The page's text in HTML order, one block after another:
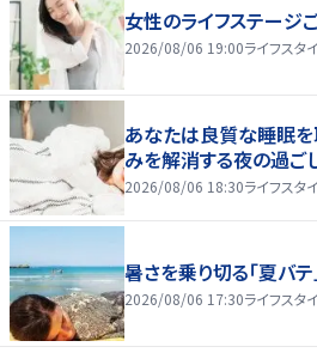
女性のライフステージ
2026/08/06 19:00ライフスタ
あなたは良質な睡眠
みを解消する夜の過ご
2026/08/06 18:30ライフスタ
暑さを乗り切る「夏バテ
2026/08/06 17:30ライフスタ